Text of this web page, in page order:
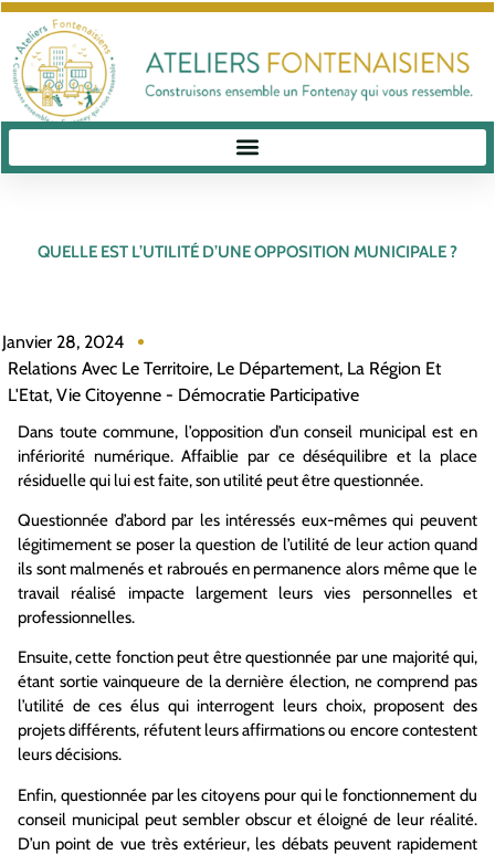
QUELLE EST L’UTILITÉ D’UNE OPPOSITION MUNICIPALE ?
Janvier 28, 2024
Relations Avec Le Territoire, Le Département, La Région Et
L'Etat, Vie Citoyenne - Démocratie Participative
Dans toute commune, l’opposition d’un conseil municipal est en
infériorité numérique. Affaiblie par ce déséquilibre et la place
résiduelle qui lui est faite, son utilité peut être questionnée.
Questionnée d’abord par les intéressés eux-mêmes qui peuvent
légitimement se poser la question de l’utilité de leur action quand
ils sont malmenés et rabroués en permanence alors même que le
travail réalisé impacte largement leurs vies personnelles et
professionnelles.
Ensuite, cette fonction peut être questionnée par une majorité qui,
étant sortie vainqueure de la dernière élection, ne comprend pas
l’utilité de ces élus qui interrogent leurs choix, proposent des
projets différents, réfutent leurs affirmations ou encore contestent
leurs décisions.
Enfin, questionnée par les citoyens pour qui le fonctionnement du
conseil municipal peut sembler obscur et éloigné de leur réalité.
D’un point de vue très extérieur, les débats peuvent rapidement